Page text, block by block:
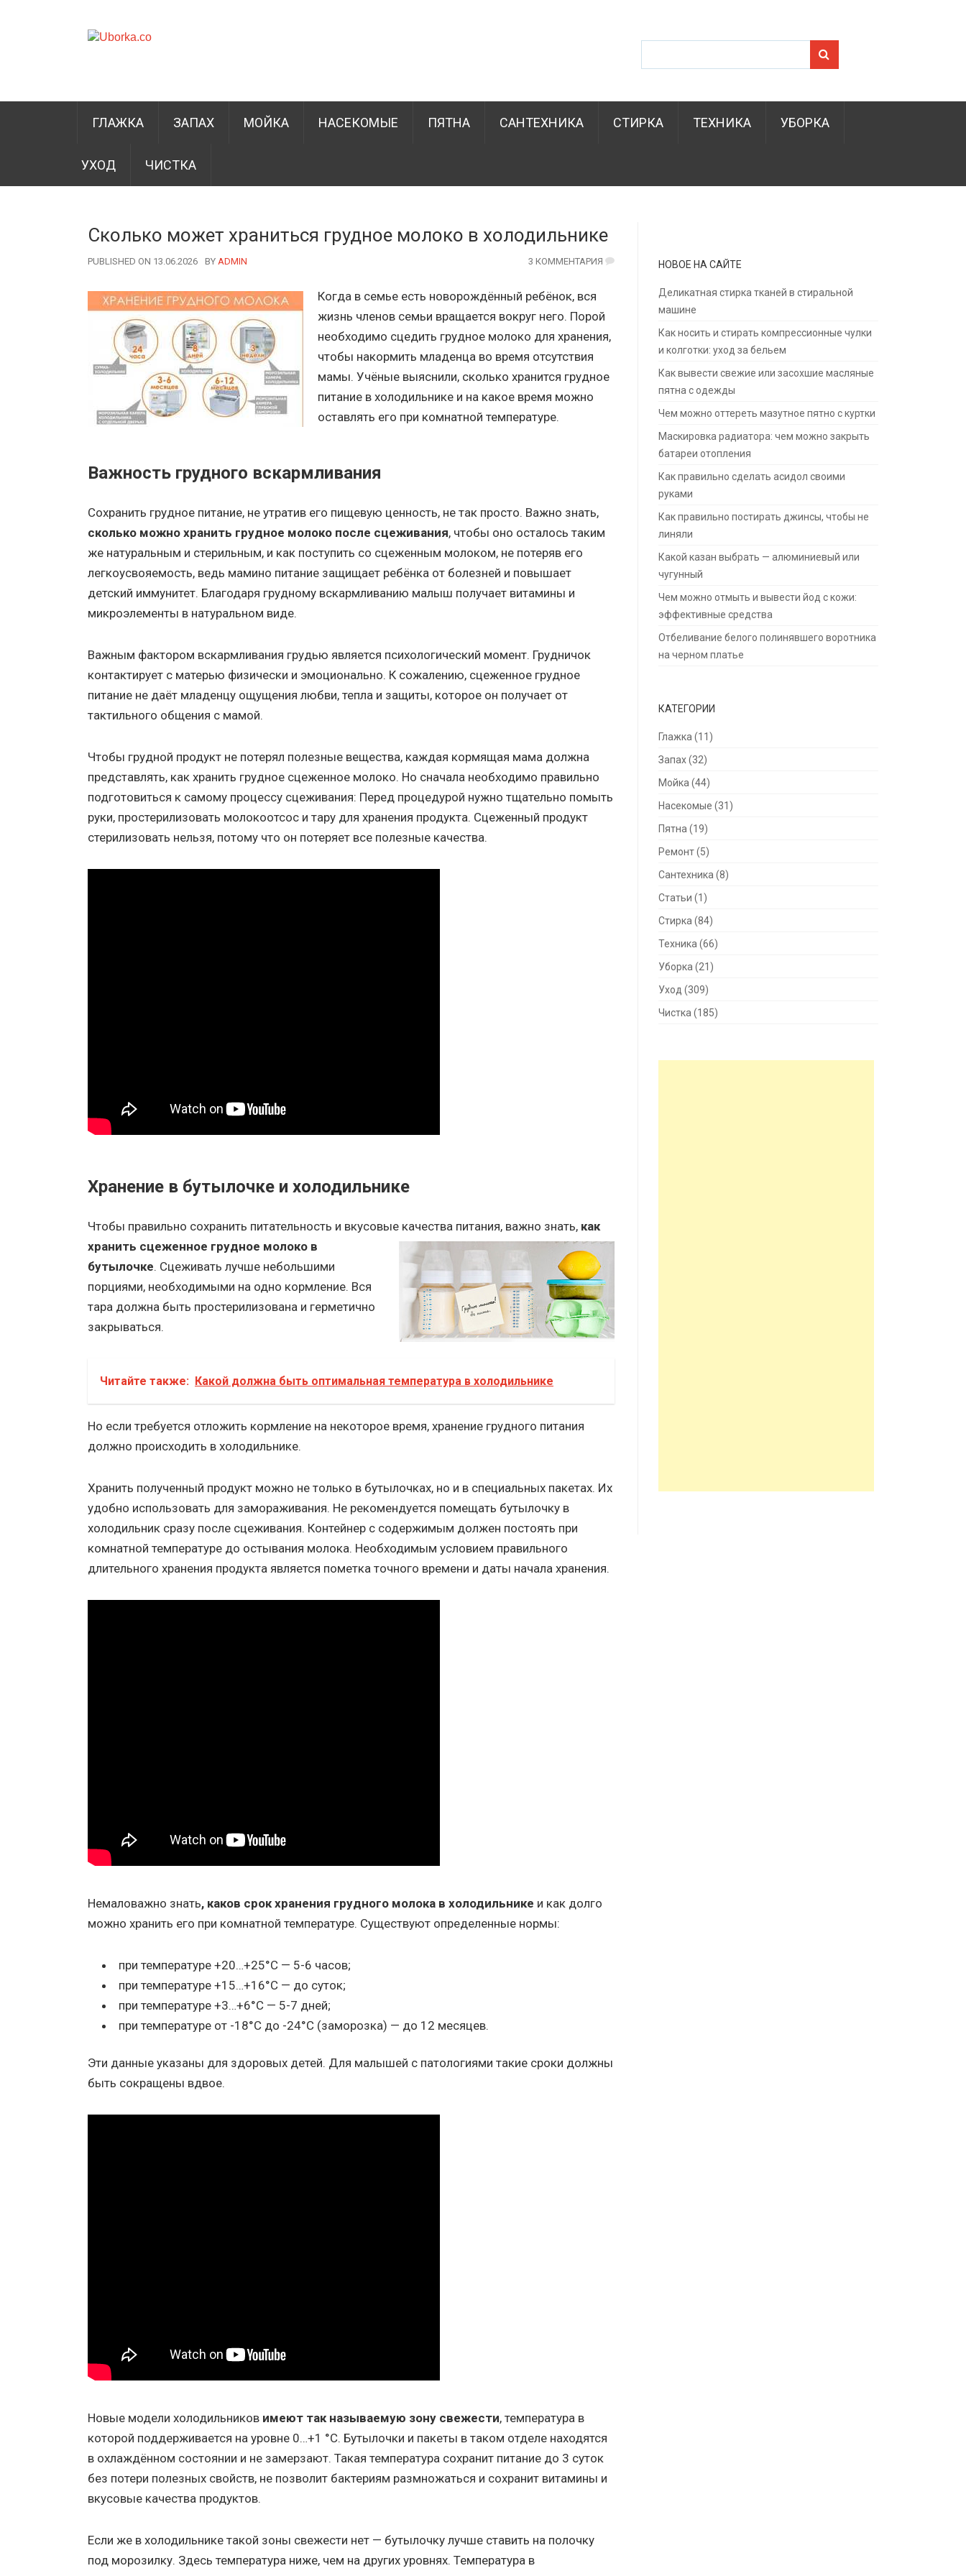
ГЛАЖКА ЗАПАХ МОЙКА НАСЕКОМЫЕ ПЯТНА САНТЕХНИКА СТИРКА ТЕХНИКА УБОРКА
УХОД ЧИСТКА
Сколько может храниться грудное молоко в холодильнике
PUBLISHED ON 13.06.2026 BY AUTHOR
ADMIN 3 КОММЕНТАРИЯ
Когда в семье есть новорождённый ребёнок, вся
жизнь членов семьи вращается вокруг него. Порой
необходимо сцедить грудное молоко для хранения,
чтобы накормить младенца во время отсутствия
мамы. Учёные выяснили, сколько хранится грудное
питание в холодильнике и на какое время можно
оставлять его при комнатной температуре.
Важность грудного вскармливания
Сохранить грудное питание, не утратив его пищевую ценность, не так просто. Важно знать,
сколько можно хранить грудное молоко после сцеживания, чтобы оно осталось таким
же натуральным и стерильным, и как поступить со сцеженным молоком, не потеряв его
легкоусвояемость, ведь мамино питание защищает ребёнка от болезней и повышает
детский иммунитет. Благодаря грудному вскармливанию малыш получает витамины и
микроэлементы в натуральном виде.
Важным фактором вскармливания грудью является психологический момент. Грудничок
контактирует с матерью физически и эмоционально. К сожалению, сцеженное грудное
питание не даёт младенцу ощущения любви, тепла и защиты, которое он получает от
тактильного общения с мамой.
Чтобы грудной продукт не потерял полезные вещества, каждая кормящая мама должна
представлять, как хранить грудное сцеженное молоко. Но сначала необходимо правильно
подготовиться к самому процессу сцеживания: Перед процедурой нужно тщательно помыть
руки, простерилизовать молокоотсос и тару для хранения продукта. Сцеженный продукт
стерилизовать нельзя, потому что он потеряет все полезные качества.
Хранение в бутылочке и холодильнике
Чтобы правильно сохранить питательность и вкусовые качества питания, важно знать, как
хранить сцеженное грудное молоко в
бутылочке. Сцеживать лучше небольшими
порциями, необходимыми на одно кормление. Вся
тара должна быть простерилизована и герметично
закрываться.
Читайте также: Какой должна быть оптимальная температура в холодильнике
Но если требуется отложить кормление на некоторое время, хранение грудного питания
должно происходить в холодильнике.
Хранить полученный продукт можно не только в бутылочках, но и в специальных пакетах. Их
удобно использовать для замораживания. Не рекомендуется помещать бутылочку в
холодильник сразу после сцеживания. Контейнер с содержимым должен постоять при
комнатной температуре до остывания молока. Необходимым условием правильного
длительного хранения продукта является пометка точного времени и даты начала хранения.
Немаловажно знать, каков срок хранения грудного молока в холодильнике и как долго
можно хранить его при комнатной температуре. Существуют определенные нормы:
при температуре +20…+25°С — 5-6 часов;
при температуре +15…+16°С — до суток;
при температуре +3…+6°С — 5-7 дней;
при температуре от -18°С до -24°С (заморозка) — до 12 месяцев.
Эти данные указаны для здоровых детей. Для малышей с патологиями такие сроки должны
быть сокращены вдвое.
Новые модели холодильников имеют так называемую зону свежести, температура в
которой поддерживается на уровне 0…+1 °С. Бутылочки и пакеты в таком отделе находятся
в охлаждённом состоянии и не замерзают. Такая температура сохранит питание до 3 суток
без потери полезных свойств, не позволит бактериям размножаться и сохранит витамины и
вкусовые качества продуктов.
Если же в холодильнике такой зоны свежести нет — бутылочку лучше ставить на полочку
под морозилку. Здесь температура ниже, чем на других уровнях. Температура в
НОВОЕ НА САЙТЕ
Деликатная стирка тканей в стиральной
машине
Как носить и стирать компрессионные чулки
и колготки: уход за бельем
Как вывести свежие или засохшие масляные
пятна с одежды
Чем можно оттереть мазутное пятно с куртки
Маскировка радиатора: чем можно закрыть
батареи отопления
Как правильно сделать асидол своими
руками
Как правильно постирать джинсы, чтобы не
линяли
Какой казан выбрать — алюминиевый или
чугунный
Чем можно отмыть и вывести йод с кожи:
эффективные средства
Отбеливание белого полинявшего воротника
на черном платье
КАТЕГОРИИ
Глажка (11)
Запах(32)
Мойка (44)
Насекомые (31)
Пятна (19)
Ремонт(5)
Сантехника (8)
Статьи (1)
Стирка (84)
Техника (66)
Уборка (21)
Уход (309)
Чистка (185)